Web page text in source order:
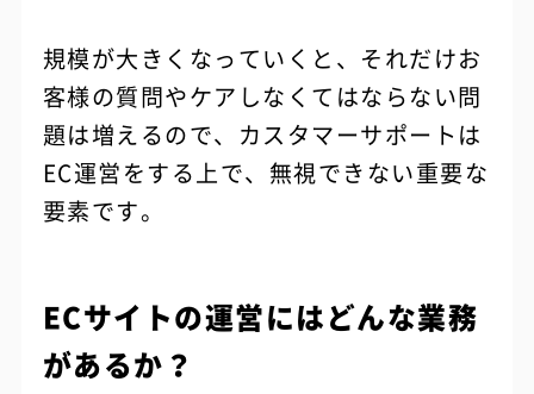
規模が大きくなっていくと、それだけお
客様の質問やケアしなくてはならない問
題は増えるので、カスタマーサポートは
EC運営をする上で、無視できない重要な
要素です。
ECサイトの運営にはどんな業務
があるか？